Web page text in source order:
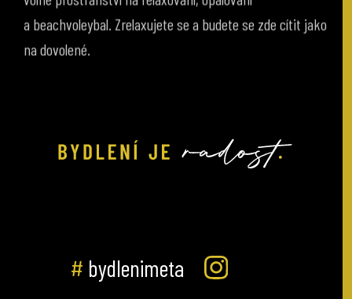
a beachvoleybal. Zrelaxujete se a budete se zde cítit jako
na dovolené.
# bydlenimeta